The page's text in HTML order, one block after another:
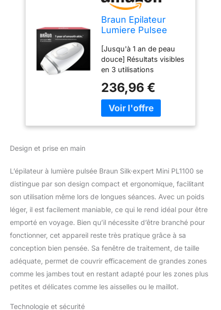
Braun Epilateur
Lumiere Pulsee
PL1100 Au Design
Compact, Epilation
Semi-Définitive,
Alternative Au Laser
Facile A Emporter,
Capteur De Peau
Pour Epiler
Doucement Le
[Jusqu'à 1 an de peau
douce] Résultats visibles
en 3 utilisations
programme, les résultats
peuvent varier selon les
individus). Si facile à
flash à votre peau
[Puissance optimale pour
chaque partie du corps]
LITE, une technologie
professionnelle qui
assure un traitement
doux de tout le corps en
seulement 13 minutes
[Petit et puissant] pour
une manipulation facile
et confortable Conçu en
236,96 €
Design et prise en main
L’épilateur à lumière pulsée Braun Silk·expert Mini PL1100 se
distingue par son design compact et ergonomique, facilitant
son utilisation même lors de longues séances. Avec un poids
léger, il est facilement maniable, ce qui le rend idéal pour être
emporté en voyage. Bien qu’il nécessite d’être branché pour
fonctionner, cet appareil reste très pratique grâce à sa
conception bien pensée. Sa fenêtre de traitement, de taille
adéquate, permet de couvrir efficacement de grandes zones
comme les jambes tout en restant adapté pour les zones plus
petites et délicates comme les aisselles ou le maillot.
Technologie et sécurité